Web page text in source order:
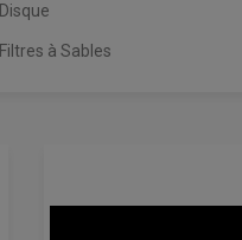
Disque
Filtres à Sables